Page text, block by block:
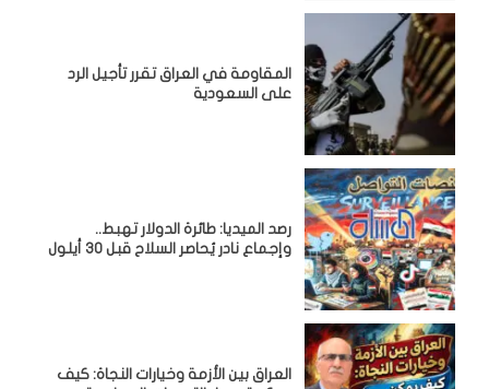
المقاومة في العراق تقرر تأجيل الرد
على السعودية
رصد الميديا: طائرة الدولار تهبط..
وإجماع نادر يُحاصر السلاح قبل 30 أيلول
العراق بين الأزمة وخيارات النجاة: كيف